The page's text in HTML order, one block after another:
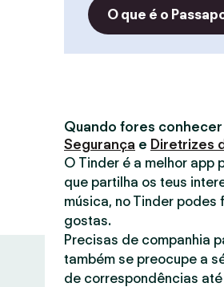
O que é o
Quando fores
Segurança e Diretrizes
O Tinder é a melhor app
que partilha os teus
música, no Tinder
gostas.
Precisas de companhia
também se preocupe a
de correspondências